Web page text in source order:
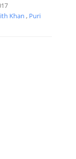
Khan , Puri